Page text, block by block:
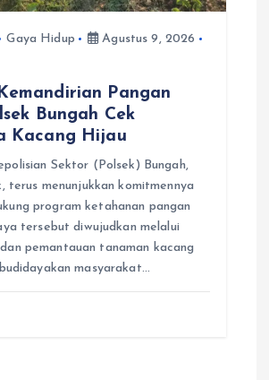
Gaya Hidup
Agustus 9, 2026
Pangan
Bungah Cek
Kacang Hijau
Sektor (Polsek) Bungah,
terus menunjukkan komitmennya
program ketahanan pangan
tersebut diwujudkan melalui
pemantauan tanaman kacang
masyarakat…